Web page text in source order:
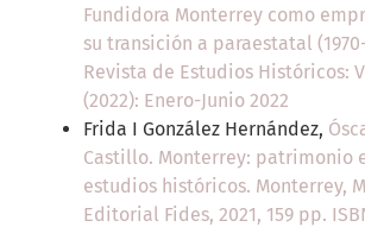
Fundidora Monterrey como
su transición a paraestatal (1970-
Revista de Estudios Históricos:
(2022): Enero-Junio 2022
Frida I González Hernández,
Castillo. Monterrey: patrimonio
estudios históricos. Monterrey,
Editorial Fides, 2021, 159 pp.